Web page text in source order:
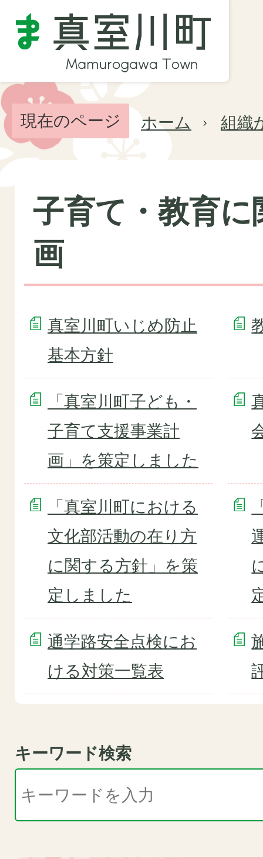
現在のページ ホーム 組織
子育て・教育に
画
真室川町いじめ防止
基本方針
「真室川町子ども・
子育て支援事業計
画」を策定しました
「真室川町における
文化部活動の在り方
に関する方針」を策
定しました
通学路安全点検にお
ける対策一覧表
キーワード検索